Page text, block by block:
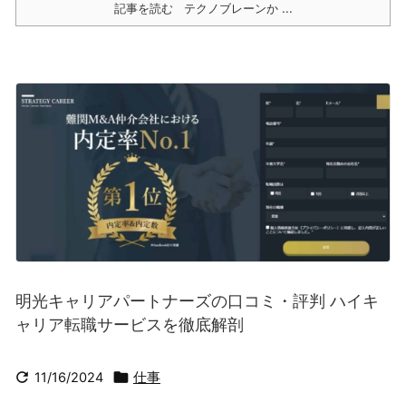
記事を読む テクノブレーンか ...
明光キャリアパートナーズの口コミ・評判 ハイキ
ャリア転職サービスを徹底解剖
 11/16/2024  仕事